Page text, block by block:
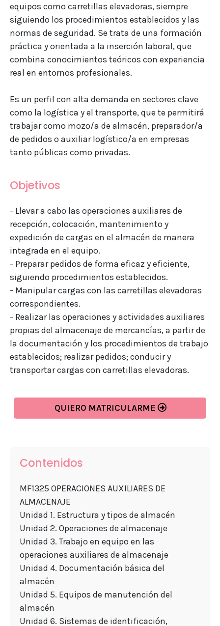
equipos como carretillas elevadoras, siempre
siguiendo los procedimientos establecidos y las
normas de seguridad. Se trata de una formación
práctica y orientada a la inserción laboral, que
combina conocimientos teóricos con experiencia
real en entornos profesionales.
Es un perfil con alta demanda en sectores clave
como la logística y el transporte, que te permitirá
trabajar como mozo/a de almacén, preparador/a
de pedidos o auxiliar logístico/a en empresas
tanto públicas como privadas.
Objetivos
- Llevar a cabo las operaciones auxiliares de
recepción, colocación, mantenimiento y
expedición de cargas en el almacén de manera
integrada en el equipo.
- Preparar pedidos de forma eficaz y eficiente,
siguiendo procedimientos establecidos.
- Manipular cargas con las carretillas elevadoras
correspondientes.
- Realizar las operaciones y actividades auxiliares
propias del almacenaje de mercancías, a partir de
la documentación y los procedimientos de trabajo
establecidos; realizar pedidos; conducir y
transportar cargas con carretillas elevadoras.
QUIERO MATRICULARME
Contenidos
MF1325 OPERACIONES AUXILIARES DE
ALMACENAJE
Unidad 1. Estructura y tipos de almacén
Unidad 2. Operaciones de almacenaje
Unidad 3. Trabajo en equipo en las
operaciones auxiliares de almacenaje
Unidad 4. Documentación básica del
almacén
Unidad 5. Equipos de manutención del
almacén
Unidad 6. Sistemas de identificación,